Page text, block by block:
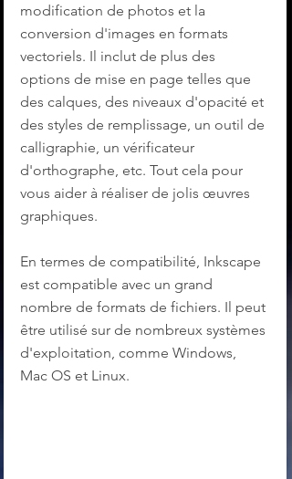
modification de photos et la
conversion d'images en formats
vectoriels. Il inclut de plus des
options de mise en page telles que
des calques, des niveaux d'opacité et
des styles de remplissage, un outil de
calligraphie, un vérificateur
d'orthographe, etc. Tout cela pour
vous aider à réaliser de jolis œuvres
graphiques.
En termes de compatibilité, Inkscape
est compatible avec un grand
nombre de formats de fichiers. Il peut
être utilisé sur de nombreux systèmes
d'exploitation, comme Windows,
Mac OS et Linux.